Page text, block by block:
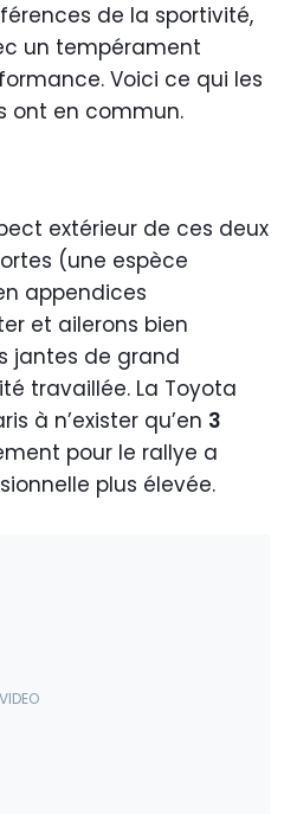
de la sportivité,
un tempérament
Voici ce qui les
ont en commun.
extérieur de ces deux
(une espèce
appendices
et ailerons bien
jantes de grand
travaillée. La Toyota
à n’exister qu’en 3
pour le rallye a
plus élevée.